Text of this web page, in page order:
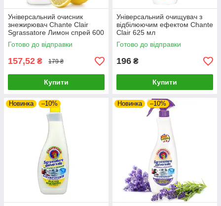
Універсальний очисник
знежирювач Chante Clair
Sgrassatore Лимон спрей 600
мл
Готово до відправки
157,52 ₴ 179 ₴
Купити
Універсальний очищувач з
відбілюючим ефектом Chante
Clair 625 мл
Готово до відправки
196 ₴
Купити
Новинка –10% Новинка –10%